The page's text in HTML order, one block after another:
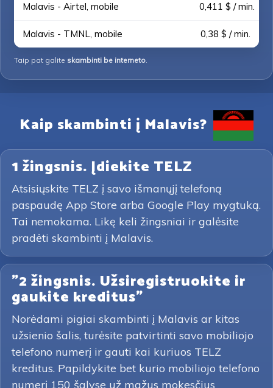
Malavis - Airtel, mobile 0,411 $ / min.
Malavis - TMNL, mobile 0,38 $ / min.
Taip pat galite skambinti be interneto.
Kaip skambinti į Malavis?
1 žingsnis. Įdiekite TELZ
Atsisiųskite TELZ į savo išmanųjį telefoną
paspaudę App Store arba Google Play mygtuką.
Tai nemokama. Likę keli žingsniai ir galėsite
pradėti skambinti į Malavis.
"2 žingsnis. Užsiregistruokite ir
gaukite kreditus"
Norėdami pigiai skambinti į Malavis ar kitas
užsienio šalis, turėsite patvirtinti savo mobiliojo
telefono numerį ir gauti kai kuriuos TELZ
kreditus. Papildykite bet kurio mobiliojo telefono
numerį 150 šalyse už mažus mokesčius